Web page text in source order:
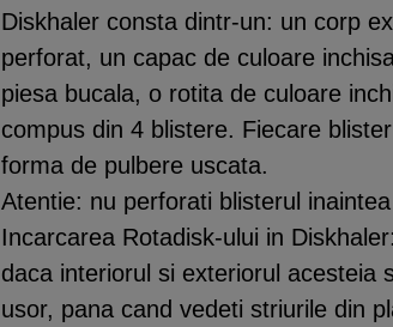
Diskhaler consta dintr-un: un corp
perforat, un capac de culoare
piesa bucala, o rotita de culoare
compus din 4 blistere. Fiecare
forma de pulbere uscata.
Atentie: nu perforati blisterul
Incarcarea Rotadisk-ului in
daca interiorul si exteriorul acesteia
usor, pana cand vedeti striurile din